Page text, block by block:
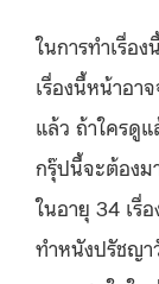
ในการทำเรื่อ
เรื่องนี้หน้าอา
แล้ว ถ้าใครดูแ
กรุ๊ปนี้จะต้องม
ในอายุ 34 เรื่
ทำหนังปรัชญา